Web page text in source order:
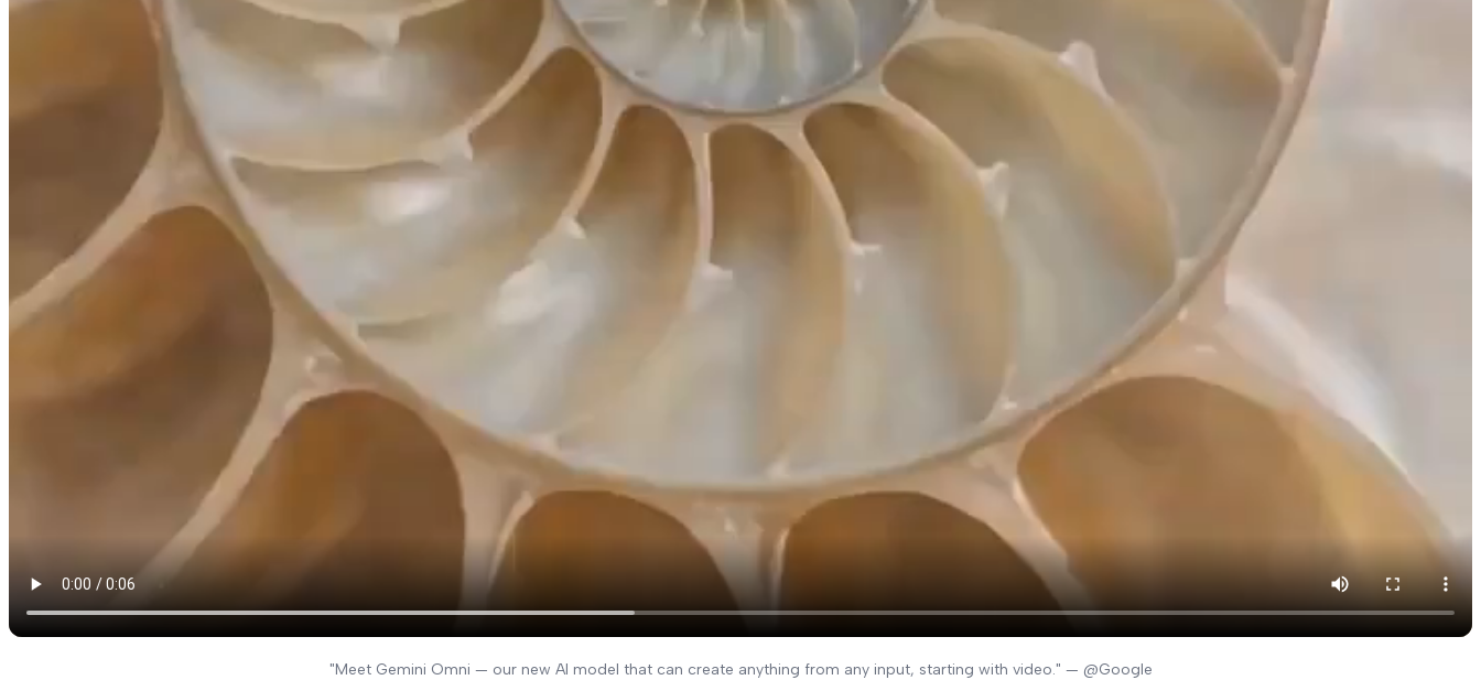
"Meet Gemini Omni — our new AI model that can create anything from any input, starting with video." — @Google